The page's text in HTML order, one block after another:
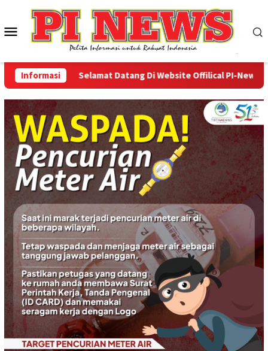
konten
Menu
Mobile
InformasiSelamat Datang Di Website Offilical PI-News